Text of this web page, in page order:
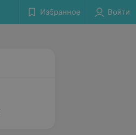
Избранное Войти